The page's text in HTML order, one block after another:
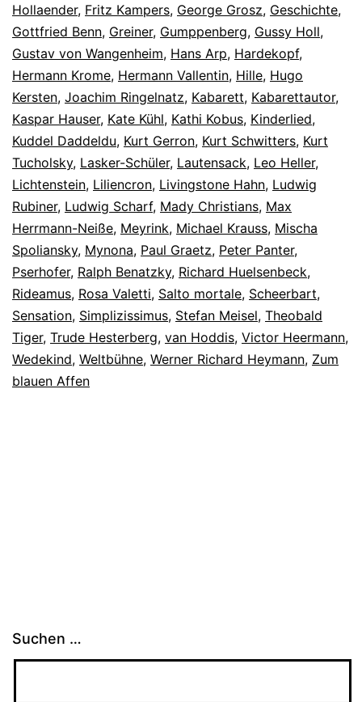
Hollaender, Fritz Kampers, George Grosz, Geschichte,
Gottfried Benn, Greiner, Gumppenberg, Gussy Holl,
Gustav von Wangenheim, Hans Arp, Hardekopf,
Hermann Krome, Hermann Vallentin, Hille, Hugo
Kersten, Joachim Ringelnatz, Kabarett, Kabarettautor,
Kaspar Hauser, Kate Kühl, Kathi Kobus, Kinderlied,
Kuddel Daddeldu, Kurt Gerron, Kurt Schwitters, Kurt
Tucholsky, Lasker-Schüler, Lautensack, Leo Heller,
Lichtenstein, Liliencron, Livingstone Hahn, Ludwig
Rubiner, Ludwig Scharf, Mady Christians, Max
Herrmann-Neiße, Meyrink, Michael Krauss, Mischa
Spoliansky, Mynona, Paul Graetz, Peter Panter,
Pserhofer, Ralph Benatzky, Richard Huelsenbeck,
Rideamus, Rosa Valetti, Salto mortale, Scheerbart,
Sensation, Simplizissimus, Stefan Meisel, Theobald
Tiger, Trude Hesterberg, van Hoddis, Victor Heermann,
Wedekind, Weltbühne, Werner Richard Heymann, Zum
blauen Affen
Suchen …